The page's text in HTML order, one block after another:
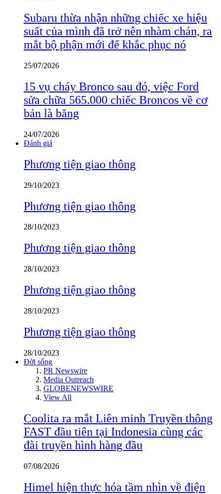
Subaru thừa nhận những chiếc xe hiệu
suất của mình đã trở nên nhàm chán, ra
mắt bộ phận mới để khắc phục nó
25/07/2026
15 vụ cháy Bronco sau đó, việc Ford
sửa chữa 565.000 chiếc Broncos về cơ
bản là băng
24/07/2026
Đánh giá
Phương tiện giao thông
29/10/2023
Phương tiện giao thông
28/10/2023
Phương tiện giao thông
28/10/2023
Phương tiện giao thông
28/10/2023
Phương tiện giao thông
28/10/2023
Đời sống
PR Newswire
Media Outreach
GLOBENEWSWIRE
View All
Coolita ra mắt Liên minh Truyền thông
FAST đầu tiên tại Indonesia cùng các
đài truyền hình hàng đầu
07/08/2026
Himel hiện thực hóa tầm nhìn về điện